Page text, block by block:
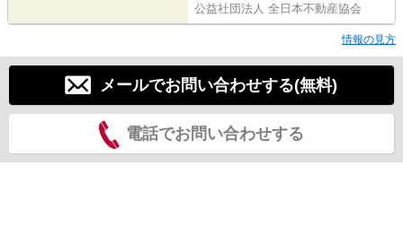
公益社団法人 全日本不動産協会
情報の見方
メールでお問い合わせする(無料)
電話でお問い合わせする